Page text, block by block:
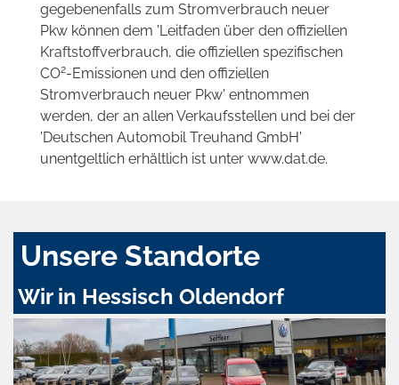
gegebenenfalls zum Stromverbrauch neuer
Pkw können dem 'Leitfaden über den offiziellen
Kraftstoffverbrauch, die offiziellen spezifischen
CO2-Emissionen und den offiziellen
Stromverbrauch neuer Pkw' entnommen
werden, der an allen Verkaufsstellen und bei der
'Deutschen Automobil Treuhand GmbH'
unentgeltlich erhältlich ist unter www.dat.de.
Unsere Standorte
Wir in Hessisch Oldendorf